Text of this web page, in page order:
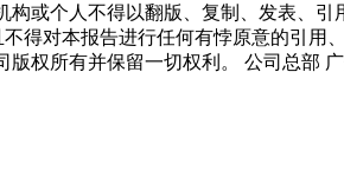
或个人不得以翻版、复制、发表、
得对本报告进行任何有悖原意的引
权所有并保留一切权利。 公司总部